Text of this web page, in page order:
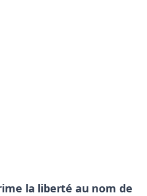
la liberté au nom de